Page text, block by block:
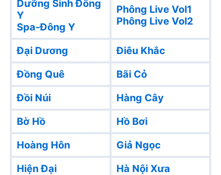
Dưỡng Sinh Đông
Y
Spa-Đông Y
Phông Live Vol1
Phông Live Vol2
Đại Dương
Điêu Khắc
Đồng Quê
Bãi Cỏ
Đồi Núi
Hàng Cây
Bờ Hồ
Hồ Bơi
Hoàng Hôn
Giả Ngọc
Hiện Đại
Hà Nội Xưa